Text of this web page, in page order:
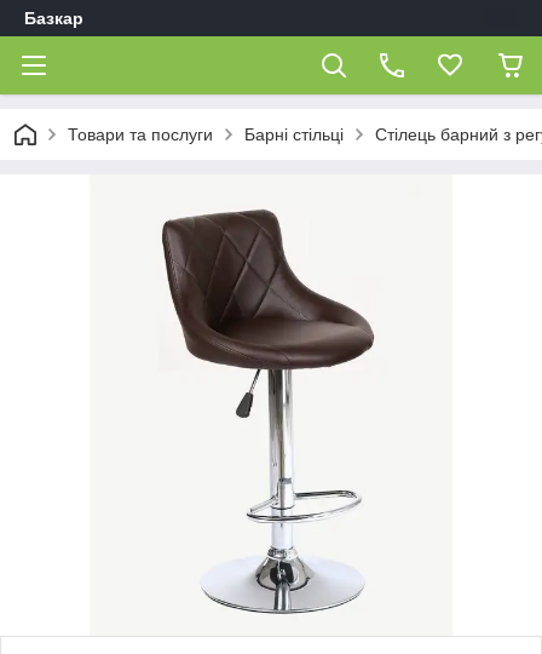
Базкар
Товари та послуги Барні стільці Стілець барний з